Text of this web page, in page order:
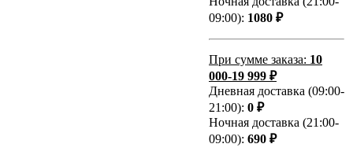
09:00): 1080 ₽
При сумме заказа: 10
000-19 999 ₽
Дневная доставка (09:00-
21:00): 0 ₽
Ночная доставка (21:00-
09:00): 690 ₽